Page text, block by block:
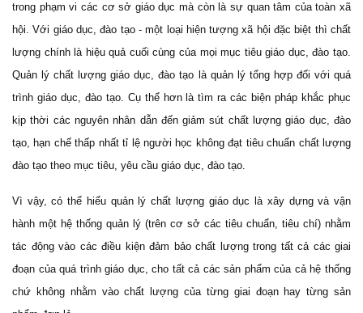
trong phạm vi các cơ sở giáo dục mà còn là sự quan tâm của toàn xã
hội. Với giáo dục, đào tạo - một loại hiện tượng xã hội đặc biệt thì chất
lượng chính là hiệu quả cuối cùng của mọi mục tiêu giáo dục, đào tạo.
Quản lý chất lượng giáo dục, đào tạo là quản lý tổng hợp đối với quá
trình giáo dục, đào tạo. Cụ thể hơn là tìm ra các biện pháp khắc phục
kịp thời các nguyên nhân dẫn đến giảm sút chất lượng giáo dục, đào
tạo, hạn chế thấp nhất tỉ lệ người học không đạt tiêu chuẩn chất lượng
đào tạo theo mục tiêu, yêu cầu giáo dục, đào tạo.
Vì vậy, có thể hiểu quản lý chất lượng giáo dục là xây dựng và vận
hành một hệ thống quản lý (trên cơ sở các tiêu chuẩn, tiêu chí) nhằm
tác động vào các điều kiện đảm bảo chất lượng trong tất cả các giai
đoạn của quá trình giáo dục, cho tất cả các sản phẩm của cả hệ thống
chứ không nhằm vào chất lượng của từng giai đoạn hay từng sản